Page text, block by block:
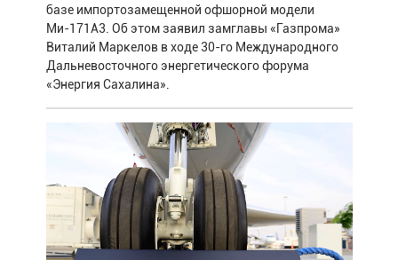
базе импортозамещенной офшорной модели
Ми-171А3. Об этом заявил замглавы «Газпрома»
Виталий Маркелов в ходе 30-го Международного
Дальневосточного энергетического форума
«Энергия Сахалина».